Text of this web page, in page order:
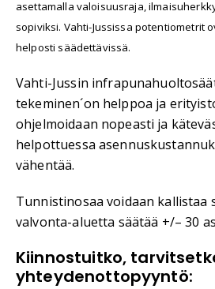
asettamalla valoisuusraja,
sopiviksi. Vahti-Jussissa potentiometrit
helposti säädettävissä.
Vahti-Jussin
tekeminen´on helppoa ja
ohjelmoidaan nopeasti ja
helpottuessa
vähentää.
Tunnistinosaa voidaan kallistaa
valvonta-aluetta säätää +/– 30
Kiinnostuitko,
yhteydenottopyyntö: